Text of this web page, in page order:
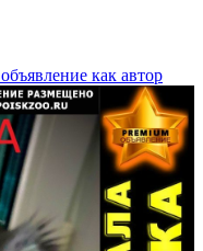
как автор